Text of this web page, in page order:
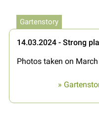
Gartenstory
14.03.2024 - Strong
Photos taken on
»